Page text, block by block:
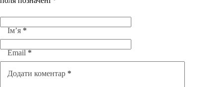
Ім’я *
Email *
Додати коментар *